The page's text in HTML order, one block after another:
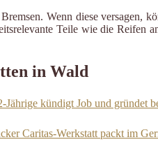
Wenn diese versagen,
Teile wie die
in Wald
kündigt Job und gründet
Caritas-Werkstatt packt im